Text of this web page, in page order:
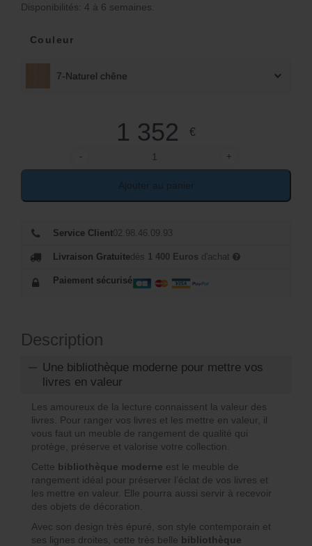
Disponibilités: 4 à 6 semaines.
Couleur
7-Naturel chêne
1 352 €
-
quantité de Bibliothèque moderne design
+
Ajouter au panier
Service Client02.98.46.09.93
Livraison Gratuitedès 1 400 Euros d'achat
Paiement sécurisé
Description
Une bibliothèque moderne pour mettre vos
livres en valeur
Les amoureux de la lecture connaissent la valeur des
livres. Pour ranger vos livres et les mettre en valeur, il
vous faut un meuble de rangement de qualité qui
protège, préserve et valorise votre collection.
Cette bibliothèque moderne est le meuble de
rangement idéal pour préserver l’éclat de vos livres et
les mettre en valeur. Elle pourra aussi servir à recevoir
des objets de décoration.
Avec son design très épuré, son style contemporain et
ses lignes droites, cette très belle bibliothèque